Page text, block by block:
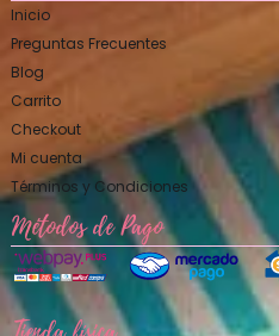
Inicio
Preguntas Frecuentes
Blog
Carrito
Checkout
Mi cuenta
Términos y Condiciones
Métodos de Pago